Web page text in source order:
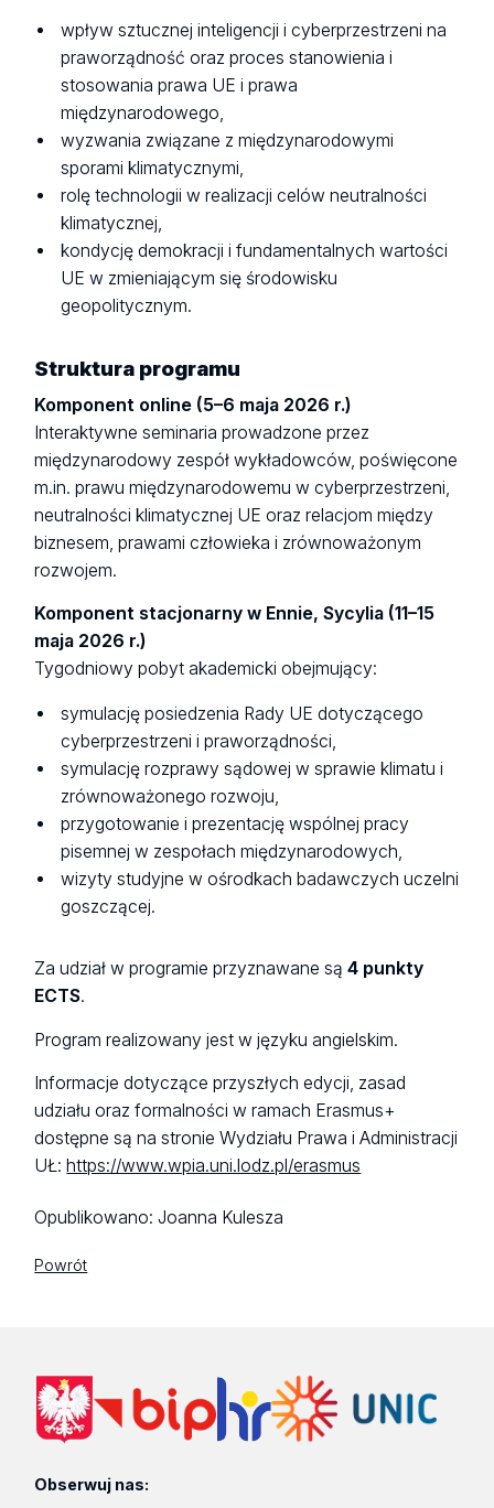
wpływ sztucznej inteligencji i cyberprzestrzeni na
praworządność oraz proces stanowienia i
stosowania prawa UE i prawa
międzynarodowego,
wyzwania związane z międzynarodowymi
sporami klimatycznymi,
rolę technologii w realizacji celów neutralności
klimatycznej,
kondycję demokracji i fundamentalnych wartości
UE w zmieniającym się środowisku
geopolitycznym.
Struktura programu
Komponent online (5–6 maja 2026 r.)
Interaktywne seminaria prowadzone przez
międzynarodowy zespół wykładowców, poświęcone
m.in. prawu międzynarodowemu w cyberprzestrzeni,
neutralności klimatycznej UE oraz relacjom między
biznesem, prawami człowieka i zrównoważonym
rozwojem.
Komponent stacjonarny w Ennie, Sycylia (11–15
maja 2026 r.)
Tygodniowy pobyt akademicki obejmujący:
symulację posiedzenia Rady UE dotyczącego
cyberprzestrzeni i praworządności,
symulację rozprawy sądowej w sprawie klimatu i
zrównoważonego rozwoju,
przygotowanie i prezentację wspólnej pracy
pisemnej w zespołach międzynarodowych,
wizyty studyjne w ośrodkach badawczych uczelni
goszczącej.
Za udział w programie przyznawane są4 punkty
ECTS.
Program realizowany jest w języku angielskim.
Informacje dotyczące przyszłych edycji, zasad
udziału oraz formalności w ramach Erasmus+
dostępne są na stronie Wydziału Prawa i Administracji
UŁ:https://www.wpia.uni.lodz.pl/erasmus
Opublikowano:Joanna Kulesza
Powrót
Obserwuj nas: